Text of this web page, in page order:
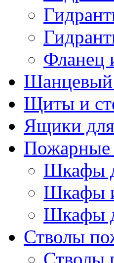
Фланец
Шанцевый
Щиты и
Ящики
Шкафы
Шкафы
Шкафы
Стволы
Стволы